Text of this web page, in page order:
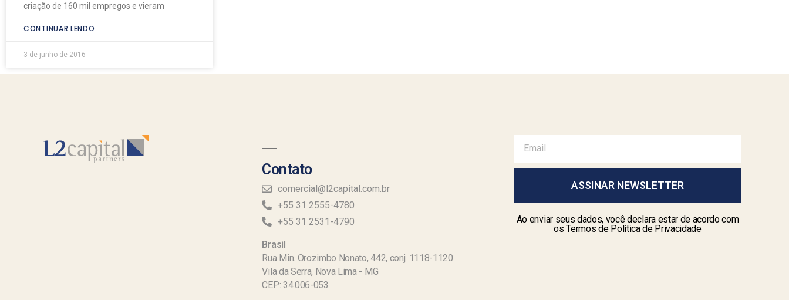
criação de 160 mil empregos e vieram
CONTINUAR LENDO
3 de junho de 2016
Contato
comercial@l2capital.com.br
+55 31 2555-4780
+55 31 2531-4790
Brasil
Rua Min. Orozimbo Nonato, 442, conj. 1118-1120
Vila da Serra, Nova Lima - MG
CEP: 34.006-053
ASSINAR NEWSLETTER
Ao enviar seus dados, você declara estar de acordo com
os Termos de Política de Privacidade